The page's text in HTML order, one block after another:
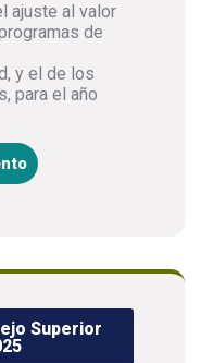
ajuste al valor
de
y el de los
para el año
Superior